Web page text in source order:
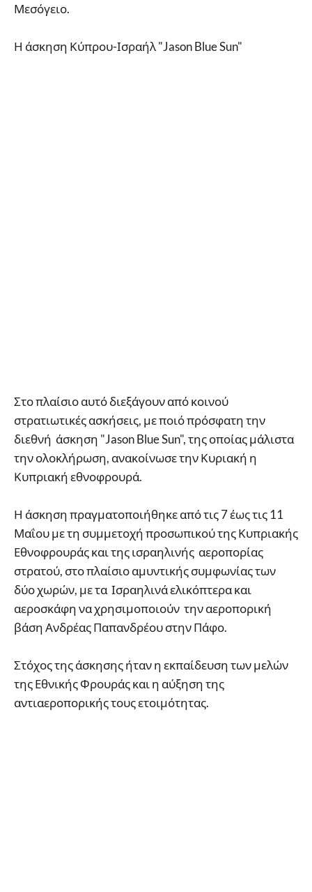
Μεσόγειο.
Η άσκηση Κύπρου-Ισραήλ "Jason Blue Sun"
Στο πλαίσιο αυτό διεξάγουν από κοινού
στρατιωτικές ασκήσεις, με ποιό πρόσφατη την
διεθνή άσκηση "Jason Blue Sun", της οποίας μάλιστα
την ολοκλήρωση, ανακοίνωσε την Κυριακή η
Κυπριακή εθνοφρουρά.
Η άσκηση πραγματοποιήθηκε από τις 7 έως τις 11
Μαΐου με τη συμμετοχή προσωπικού της Κυπριακής
Εθνοφρουράς και της ισραηλινής αεροπορίας
στρατού, στο πλαίσιο αμυντικής συμφωνίας των
δύο χωρών, με τα Ισραηλινά ελικόπτερα και
αεροσκάφη να χρησιμοποιούν την αεροπορική
βάση Ανδρέας Παπανδρέου στην Πάφο.
Στόχος της άσκησης ήταν η εκπαίδευση των μελών
της Εθνικής Φρουράς και η αύξηση της
αντιαεροπορικής τους ετοιμότητας.